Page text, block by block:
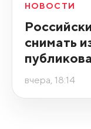
НОВОСТИ
снимать
вчера, 18:14